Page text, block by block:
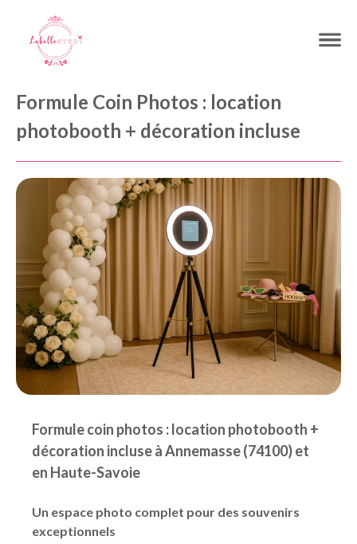
Formule Coin Photos : location
photobooth + décoration incluse
Formule coin photos : location photobooth +
décoration incluse à Annemasse (74100) et
en Haute-Savoie
Un espace photo complet pour des souvenirs
exceptionnels